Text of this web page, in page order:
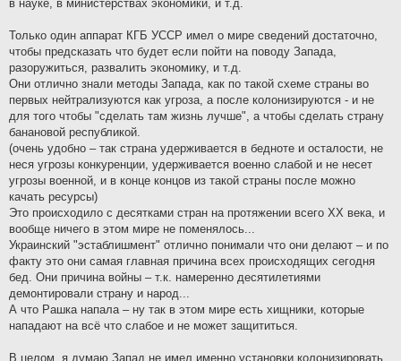
в науке, в министерствах экономики, и т.д.
Только один аппарат КГБ УССР имел о мире сведений достаточно,
чтобы предсказать что будет если пойти на поводу Запада,
разоружиться, развалить экономику, и т.д.
Они отлично знали методы Запада, как по такой схеме страны во
первых нейтрализуются как угроза, а после колонизируются - и не
для того чтобы "сделать там жизнь лучше", а чтобы сделать страну
банановой республикой.
(очень удобно – так страна удерживается в бедноте и осталости, не
неся угрозы конкуренции, удерживается военно слабой и не несет
угрозы военной, и в конце концов из такой страны после можно
качать ресурсы)
Это происходило с десятками стран на протяжении всего XX века, и
вообще ничего в этом мире не поменялось...
Украинский "эстаблишмент" отлично понимали что они делают – и по
факту это они самая главная причина всех происходящих сегодня
бед. Они причина войны – т.к. намеренно десятилетиями
демонтировали страну и народ...
А что Рашка напала – ну так в этом мире есть хищники, которые
нападают на всё что слабое и не может защититься.
В целом, я думаю Запад не имел именно установки колонизировать